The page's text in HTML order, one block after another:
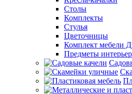
Столы
Комплекты
Стулья
Цветочницы
Комплект мебели
Предметы